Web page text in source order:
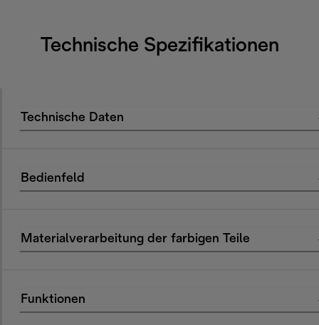
Technische Spezifikationen
Technische Daten
Bedienfeld
Materialverarbeitung der farbigen Teile
Funktionen